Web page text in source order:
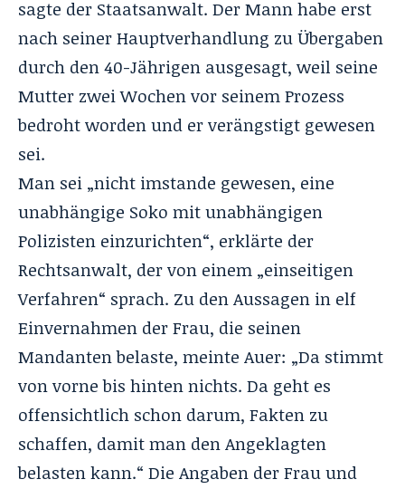
sagte der Staatsanwalt. Der Mann habe erst
nach seiner Hauptverhandlung zu Übergaben
durch den 40-Jährigen ausgesagt, weil seine
Mutter zwei Wochen vor seinem Prozess
bedroht worden und er verängstigt gewesen
sei.
Man sei „nicht imstande gewesen, eine
unabhängige Soko mit unabhängigen
Polizisten einzurichten“, erklärte der
Rechtsanwalt, der von einem „einseitigen
Verfahren“ sprach. Zu den Aussagen in elf
Einvernahmen der Frau, die seinen
Mandanten belaste, meinte Auer: „Da stimmt
von vorne bis hinten nichts. Da geht es
offensichtlich schon darum, Fakten zu
schaffen, damit man den Angeklagten
belasten kann.“ Die Angaben der Frau und